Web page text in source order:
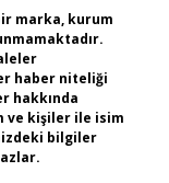
marka, kurum
haber niteliği
hakkında
ve kişiler ile isim
bilgiler